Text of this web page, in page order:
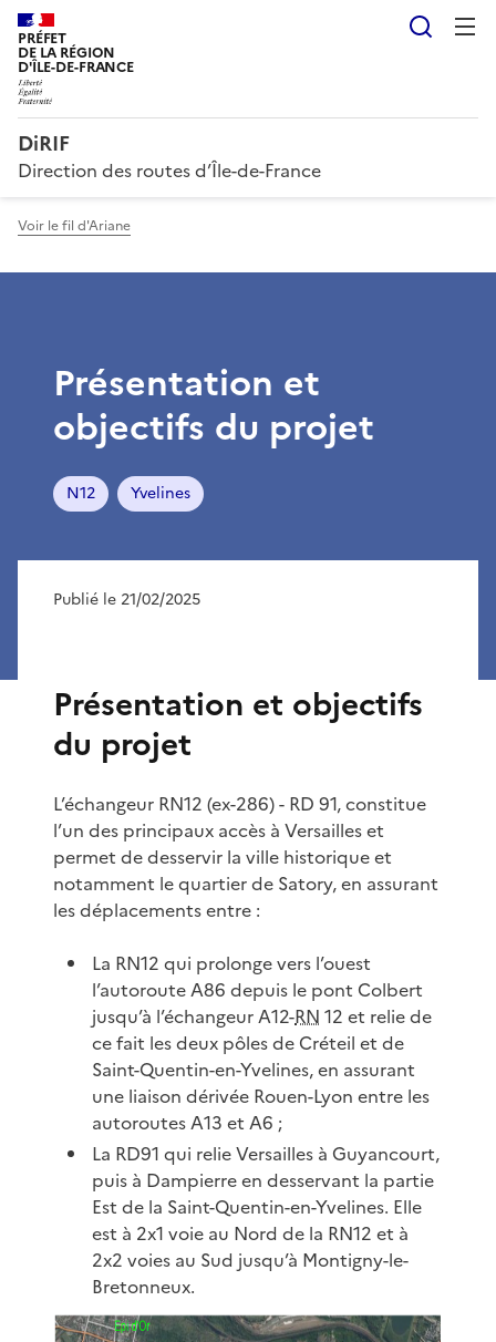
PRÉFET
DE LA RÉGION
D'ÎLE-DE-FRANCE
DiRIF
Direction des routes d’Île-de-France
Voir le fil d'Ariane
Présentation et
objectifs du projet
N12 Yvelines
Publié le 21/02/2025
Présentation et objectifs
du projet
L’échangeur RN12 (ex-286) - RD 91, constitue
l’un des principaux accès à Versailles et
permet de desservir la ville historique et
notamment le quartier de Satory, en assurant
les déplacements entre :
La RN12 qui prolonge vers l’ouest
l’autoroute A86 depuis le pont Colbert
jusqu’à l’échangeur A12-RN 12 et relie de
ce fait les deux pôles de Créteil et de
Saint-Quentin-en-Yvelines, en assurant
une liaison dérivée Rouen-Lyon entre les
autoroutes A13 et A6 ;
La RD91 qui relie Versailles à Guyancourt,
puis à Dampierre en desservant la partie
Est de la Saint-Quentin-en-Yvelines. Elle
est à 2x1 voie au Nord de la RN12 et à
2x2 voies au Sud jusqu’à Montigny-le-
Bretonneux.